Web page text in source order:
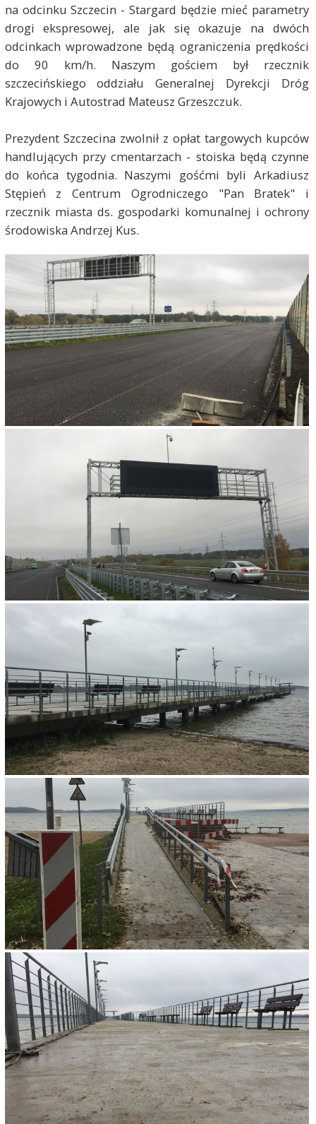
na odcinku Szczecin - Stargard będzie mieć parametry
drogi ekspresowej, ale jak się okazuje na dwóch
odcinkach wprowadzone będą ograniczenia prędkości
do 90 km/h. Naszym gościem był rzecznik
szczecińskiego oddziału Generalnej Dyrekcji Dróg
Krajowych i Autostrad Mateusz Grzeszczuk.
Prezydent Szczecina zwolnił z opłat targowych kupców
handlujących przy cmentarzach - stoiska będą czynne
do końca tygodnia. Naszymi gośćmi byli Arkadiusz
Stępień z Centrum Ogrodniczego "Pan Bratek" i
rzecznik miasta ds. gospodarki komunalnej i ochrony
środowiska Andrzej Kus.